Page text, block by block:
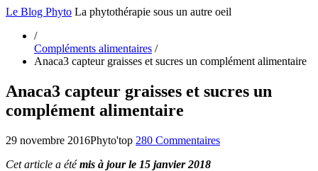
Le Blog Phyto La phytothérapie sous un autre oeil
/
Compléments alimentaires /
Anaca3 capteur graisses et sucres un complément alimentaire
Anaca3 capteur graisses et sucres un
complément alimentaire
29 novembre 2016Phyto'top 280 Commentaires
Cet article a étémis à jour le 15 janvier 2018